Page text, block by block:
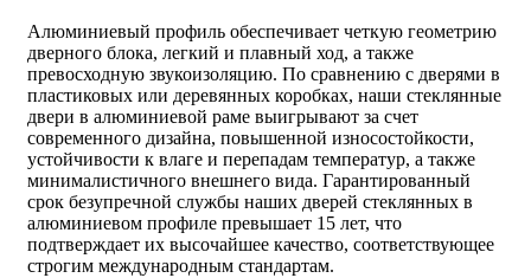
Алюминиевый профиль обеспечивает четкую геометрию
дверного блока, легкий и плавный ход, а также
превосходную звукоизоляцию. По сравнению с дверями в
пластиковых или деревянных коробках, наши стеклянные
двери в алюминиевой раме выигрывают за счет
современного дизайна, повышенной износостойкости,
устойчивости к влаге и перепадам температур, а также
минималистичного внешнего вида. Гарантированный
срок безупречной службы наших дверей стеклянных в
алюминиевом профиле превышает 15 лет, что
подтверждает их высочайшее качество, соответствующее
строгим международным стандартам.